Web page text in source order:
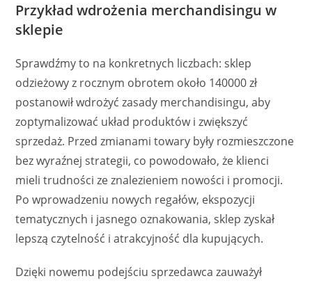
Przykład wdrożenia merchandisingu w
sklepie
Sprawdźmy to na konkretnych liczbach: sklep
odzieżowy z rocznym obrotem około 140000 zł
postanowił wdrożyć zasady merchandisingu, aby
zoptymalizować układ produktów i zwiększyć
sprzedaż. Przed zmianami towary były rozmieszczone
bez wyraźnej strategii, co powodowało, że klienci
mieli trudności ze znalezieniem nowości i promocji.
Po wprowadzeniu nowych regałów, ekspozycji
tematycznych i jasnego oznakowania, sklep zyskał
lepszą czytelność i atrakcyjność dla kupujących.
Dzięki nowemu podejściu sprzedawca zauważył